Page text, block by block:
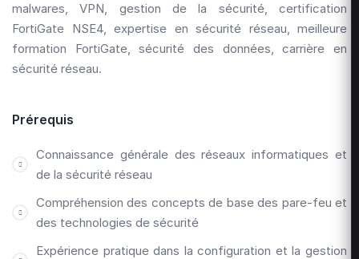
malwares, VPN, gestion de la sécurité, certification
FortiGate NSE4, expertise en sécurité réseau, meilleure
formation FortiGate, sécurité des données, carrière en
sécurité réseau.
Prérequis
Connaissance générale des réseaux informatiques et
de la sécurité réseau
Compréhension des concepts de base des pare-feu et
des technologies de sécurité
Expérience pratique dans la configuration et la gestion